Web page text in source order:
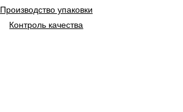
Производство упаковки
Контроль качества